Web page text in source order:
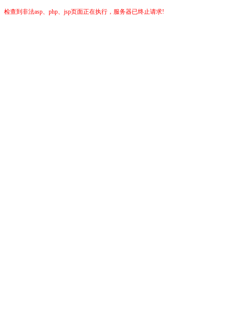
检查到非法asp、php、jsp页面正在执行，服务器已终止请求!